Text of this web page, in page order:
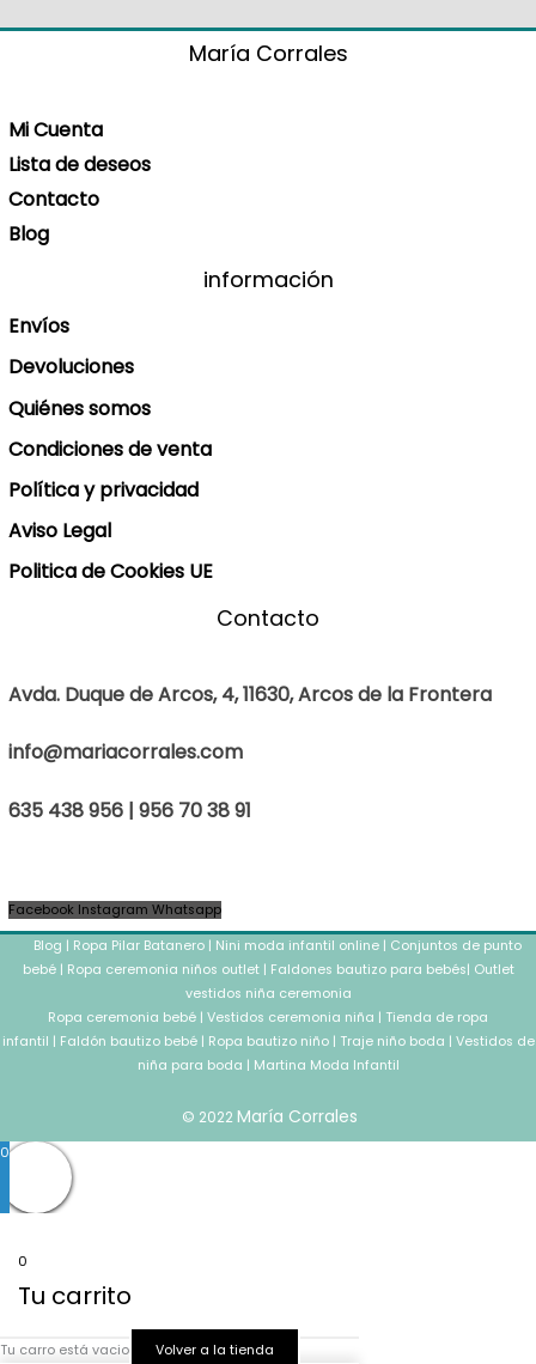
María Corrales
Mi Cuenta
Lista de deseos
Contacto
Blog
información
Envíos
Devoluciones
Quiénes somos
Condiciones de venta
Política y privacidad
Aviso Legal
Politica de Cookies UE
Contacto
Avda. Duque de Arcos, 4, 11630, Arcos de la Frontera
info@mariacorrales.com
635 438 956 | 956 70 38 91
Facebook Instagram Whatsapp
Blog | Ropa Pilar Batanero| Nini moda infantil online | Conjuntos de punto
bebé| Ropa ceremonia niños outlet| Faldones bautizo para bebés| Outlet
vestidos niña ceremonia
Ropa ceremonia bebé | Vestidos ceremonia niña | Tienda de ropa
infantil | Faldón bautizo bebé| Ropa bautizo niño| Traje niño boda | Vestidos de
niña para boda | Martina Moda Infantil
© 2022María Corrales
0
0
Tu carrito
Tu carro está vacio Volver a la tienda